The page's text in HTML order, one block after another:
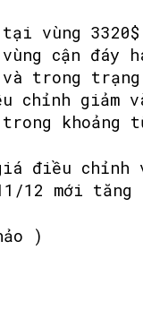
vùng 3320$
cận đáy
và trong
chỉnh giảm
khoảng
điều
12 mới tăng
)